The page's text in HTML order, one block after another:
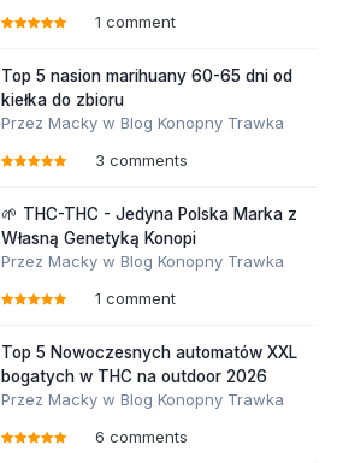
1 comment
Top 5 nasion marihuany 60-65 dni od
kiełka do zbioru
Przez Macky w Blog Konopny Trawka
3 comments
🌱 THC-THC - Jedyna Polska Marka z
Własną Genetyką Konopi
Przez Macky w Blog Konopny Trawka
1 comment
Top 5 Nowoczesnych automatów XXL
bogatych w THC na outdoor 2026
Przez Macky w Blog Konopny Trawka
6 comments